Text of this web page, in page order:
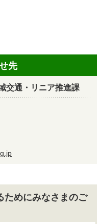
先
通・リニア推進課
ためにみなさまのご